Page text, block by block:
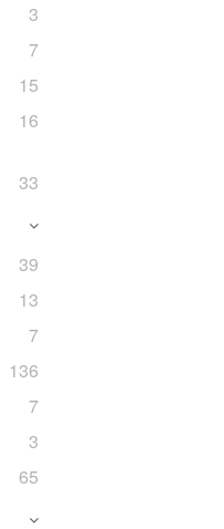
3
7
15
16
33
39
13
7
136
7
3
65